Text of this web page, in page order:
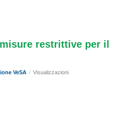
restrittive per il
VeSA / Visualizzazioni